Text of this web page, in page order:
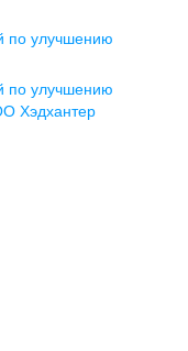
по улучшению
по улучшению
Хэдхантер